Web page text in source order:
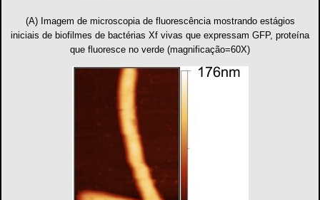
(A) Imagem de microscopia de fluorescência mostrando estágios
iniciais de biofilmes de bactérias Xf vivas que expressam GFP, proteína
que fluoresce no verde (magnificação=60X)